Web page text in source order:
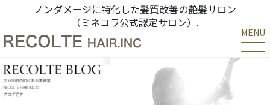
ノンダメージに特化した髪質改善の艶髪サロン
（ミネコラ公式認定サロン）.
MENU